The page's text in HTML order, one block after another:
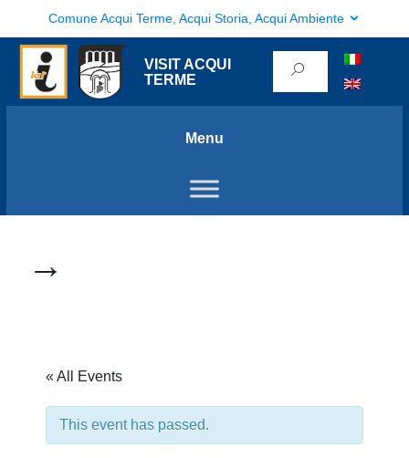
Comune Acqui Terme, Acqui Storia, Acqui Ambiente
VISIT ACQUI
TERME
Menu
→
« All Events
This event has passed.